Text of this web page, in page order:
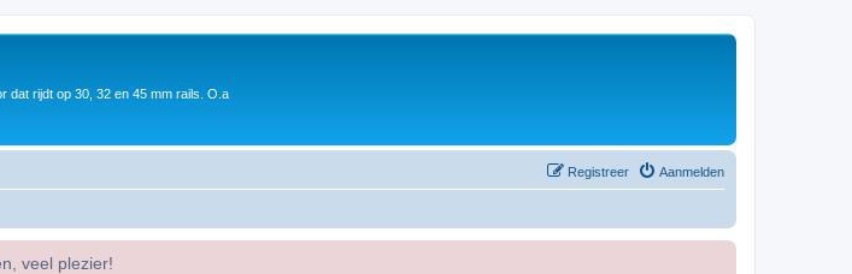
dat rijdt op 30, 32 en 45 mm rails. O.a
Aanmelden
Registreer
veel plezier!